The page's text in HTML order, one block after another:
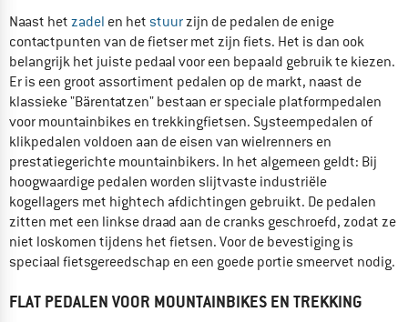
Naast het zadel en het stuurzijn de pedalen de enige
contactpunten van de fietser met zijn fiets. Het is dan ook
belangrijk het juiste pedaal voor een bepaald gebruik te kiezen.
Er is een groot assortiment pedalen op de markt, naast de
klassieke "Bärentatzen" bestaan er speciale platformpedalen
voor mountainbikes en trekkingfietsen. Systeempedalen of
klikpedalen voldoen aan de eisen van wielrenners en
prestatiegerichte mountainbikers. In het algemeen geldt: Bij
hoogwaardige pedalen worden slijtvaste industriële
kogellagers met hightech afdichtingen gebruikt. De pedalen
zitten met een linkse draad aan de cranks geschroefd, zodat ze
niet loskomen tijdens het fietsen. Voor de bevestiging is
speciaal fietsgereedschap en een goede portie smeervet nodig.
FLAT PEDALEN VOOR MOUNTAINBIKES EN TREKKING